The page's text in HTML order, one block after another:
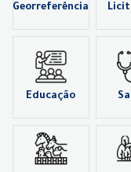
Georreferência
Educação